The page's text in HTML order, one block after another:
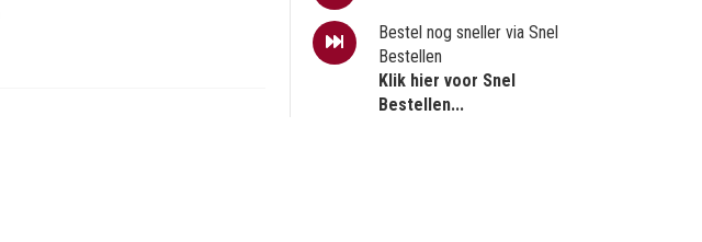
Bestel nog sneller via Snel
Bestellen
Klik hier voor Snel
Bestellen...